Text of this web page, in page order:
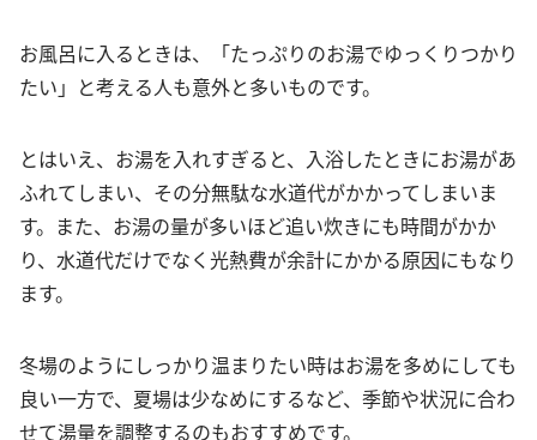
お風呂に入るときは、「たっぷりのお湯でゆっくりつかり
たい」と考える人も意外と多いものです。
とはいえ、お湯を入れすぎると、入浴したときにお湯があ
ふれてしまい、その分無駄な水道代がかかってしまいま
す。また、お湯の量が多いほど追い炊きにも時間がかか
り、水道代だけでなく光熱費が余計にかかる原因にもなり
ます。
冬場のようにしっかり温まりたい時はお湯を多めにしても
良い一方で、夏場は少なめにするなど、季節や状況に合わ
せて湯量を調整するのもおすすめです。